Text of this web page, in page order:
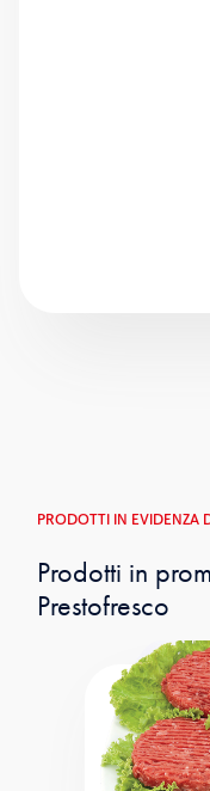
PRODOTTI IN EVIDENZA
Prodotti in
Prestofresco